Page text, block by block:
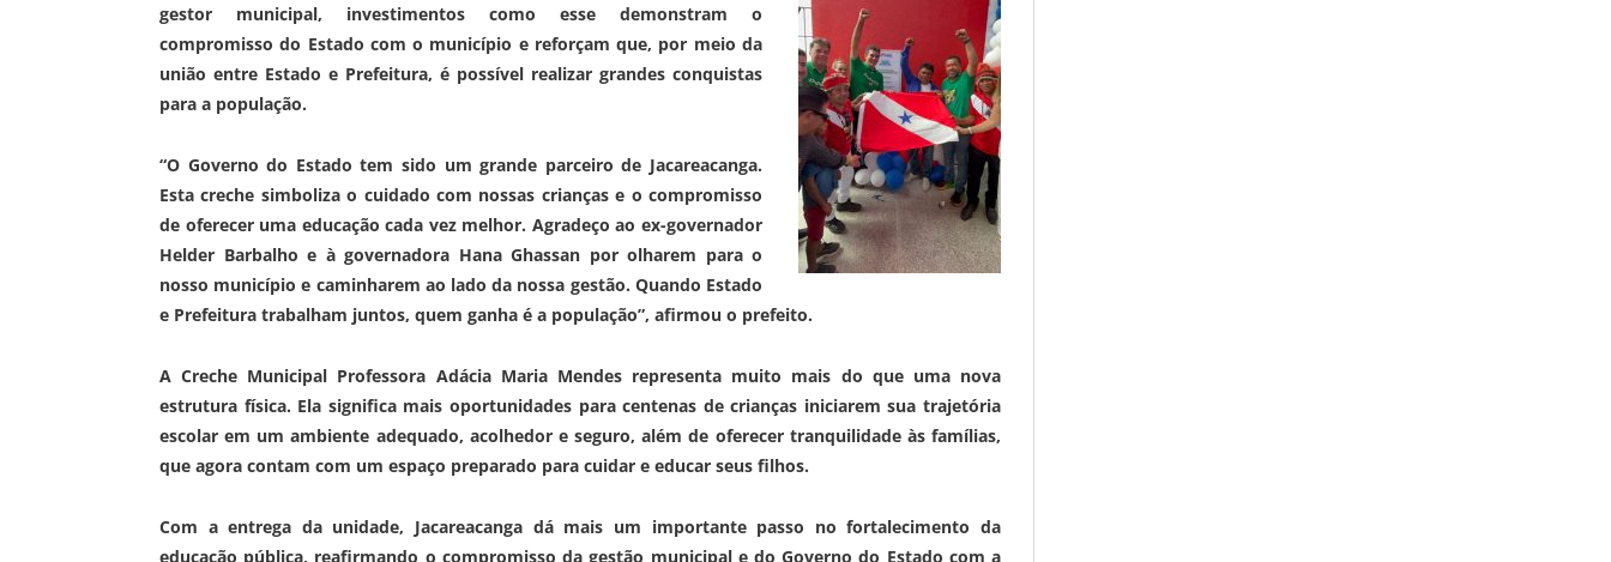
gestor municipal, investimentos como esse demonstram o
compromisso do Estado com o município e reforçam que, por meio da
união entre Estado e Prefeitura, é possível realizar grandes conquistas
para a população.
“O Governo do Estado tem sido um grande parceiro de Jacareacanga.
Esta creche simboliza o cuidado com nossas crianças e o compromisso
de oferecer uma educação cada vez melhor. Agradeço ao ex-governador
Helder Barbalho e à governadora Hana Ghassan por olharem para o
nosso município e caminharem ao lado da nossa gestão. Quando Estado
e Prefeitura trabalham juntos, quem ganha é a população”, afirmou o prefeito.
A Creche Municipal Professora Adácia Maria Mendes representa muito mais do que uma nova
estrutura física. Ela significa mais oportunidades para centenas de crianças iniciarem sua trajetória
escolar em um ambiente adequado, acolhedor e seguro, além de oferecer tranquilidade às famílias,
que agora contam com um espaço preparado para cuidar e educar seus filhos.
Com a entrega da unidade, Jacareacanga dá mais um importante passo no fortalecimento da
educação pública, reafirmando o compromisso da gestão municipal e do Governo do Estado com a